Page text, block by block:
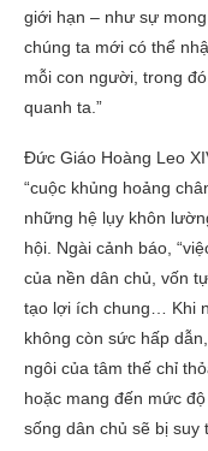
giới hạn – như sự
chúng ta mới có thể
mỗi con người, trong
quanh ta.”
Đức Giáo Hoàng Leo
“cuộc khủng hoảng
những hệ lụy khôn
hội. Ngài cảnh báo,
của nền dân chủ, vốn
tạo lợi ích chung… Khi
không còn sức hấp
ngôi của tâm thế chỉ
hoặc mang đến mức
sống dân chủ sẽ bị suy